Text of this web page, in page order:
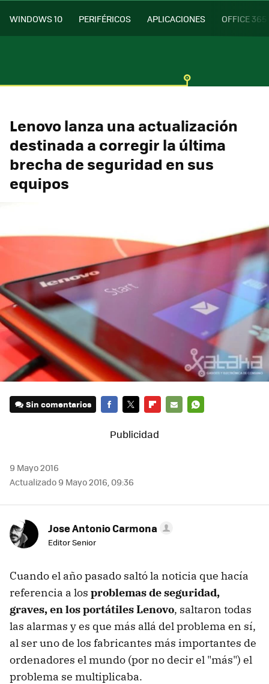
WINDOWS 10 PERIFÉRICOS APLICACIONES OFFICE 365
Lenovo lanza una actualización
destinada a corregir la última
brecha de seguridad en sus
equipos
Sin comentarios
9 Mayo 2016
Actualizado 9 Mayo 2016, 09:36
Jose Antonio Carmona
Editor Senior
Cuando el año pasado saltó la noticia que hacía
referencia a los problemas de seguridad,
graves, en los portátiles Lenovo, saltaron todas
las alarmas y es que más allá del problema en sí,
al ser uno de los fabricantes más importantes de
ordenadores el mundo (por no decir el "más") el
problema se multiplicaba.